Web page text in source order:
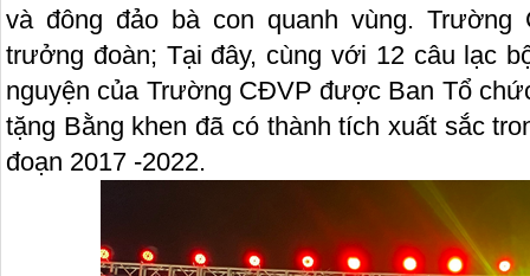
và đông đảo bà con quanh vùng. Trường
trưởng đoàn; Tại đây, cùng với 12 câu lạc
nguyện của Trường CĐVP được Ban Tổ
tặng Bằng khen đã có thành tích xuất sắc
đoạn 2017 -2022.